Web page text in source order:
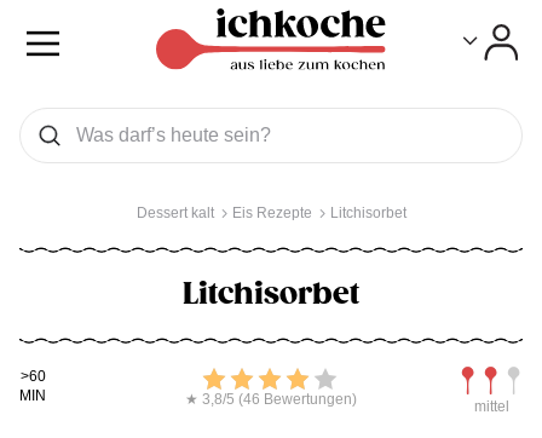
Was wollen Sie suchen
Suchen
Dessert kalt Eis Rezepte Litchisorbet
Litchisorbet
Kochdauer
>60
MIN
Bewerten
★ 3,8/5 (46 Bewertungen) mittel